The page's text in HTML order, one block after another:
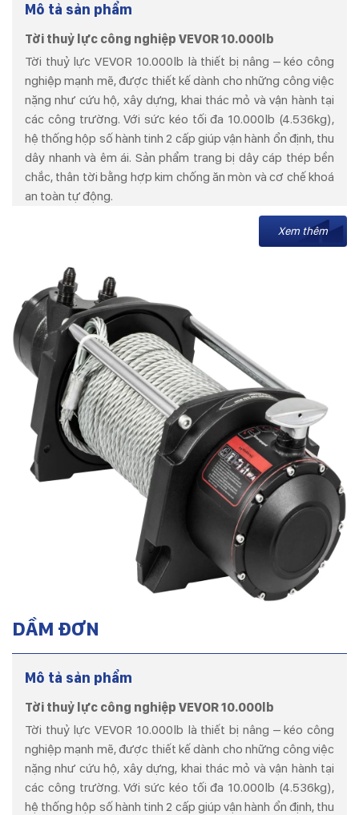
Mô tả sản phẩm
Tời thuỷ lực công nghiệp VEVOR 10.000lb
Tời thuỷ lực VEVOR 10.000lb là thiết bị nâng – kéo công
nghiệp mạnh mẽ, được thiết kế dành cho những công việc
nặng như cứu hộ, xây dựng, khai thác mỏ và vận hành tại
các công trường. Với sức kéo tối đa 10.000lb (4.536kg),
hệ thống hộp số hành tinh 2 cấp giúp vận hành ổn định, thu
dây nhanh và êm ái. Sản phẩm trang bị dây cáp thép bền
chắc, thân tời bằng hợp kim chống ăn mòn và cơ chế khoá
an toàn tự động.
Xem thêm
DẦM ĐƠN
Mô tả sản phẩm
Tời thuỷ lực công nghiệp VEVOR 10.000lb
Tời thuỷ lực VEVOR 10.000lb là thiết bị nâng – kéo công
nghiệp mạnh mẽ, được thiết kế dành cho những công việc
nặng như cứu hộ, xây dựng, khai thác mỏ và vận hành tại
các công trường. Với sức kéo tối đa 10.000lb (4.536kg),
hệ thống hộp số hành tinh 2 cấp giúp vận hành ổn định, thu